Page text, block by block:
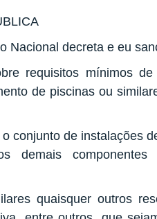
Nacional decreta e eu
requisitos mínimos
de piscinas ou
conjunto de instalações
demais
quaisquer outros